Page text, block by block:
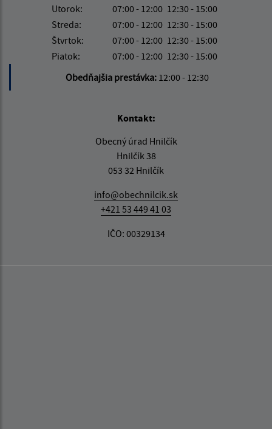
Utorok:
07:00 - 12:00 12:30 - 15:00
Streda:
07:00 - 12:00 12:30 - 15:00
Štvrtok:
07:00 - 12:00 12:30 - 15:00
Piatok:
07:00 - 12:00 12:30 - 15:00
Obedňajšia prestávka: 12:00 - 12:30
Kontakt:
Obecný úrad Hnilčík
Hnilčík 38
053 32 Hnilčík
info@obechnilcik.sk
+421 53 449 41 03
IČO: 00329134